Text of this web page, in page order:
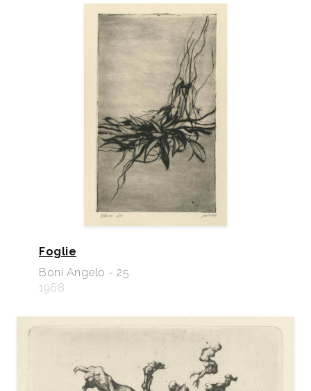
Foglie
Boni Angelo - 25
1968